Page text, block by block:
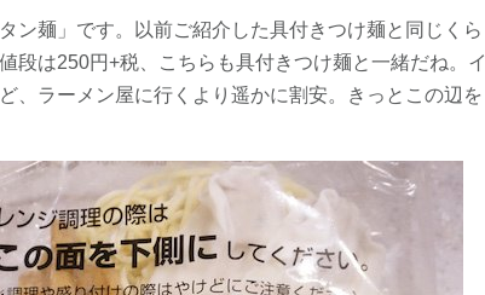
ン麺」です。以前ご紹介した具付きつけ麺と同じくら
段は250円+税、こちらも具付きつけ麺と一緒だね。イ
、ラーメン屋に行くより遥かに割安。きっとこの辺を